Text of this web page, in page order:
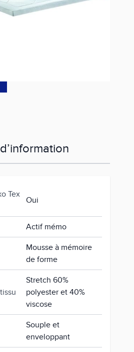
Tex
Oui
Actif mémo
Mousse à mémoire
de forme
Stretch 60%
polyester et 40%
viscose
Souple et
enveloppant